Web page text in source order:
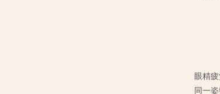
眼精
同一